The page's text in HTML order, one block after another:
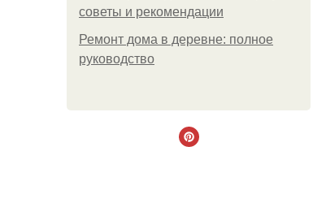
советы и рекомендации
Ремонт дома в деревне: полное
руководство